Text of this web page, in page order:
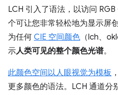
LCH 引入了语法，以访问
个可让您非常轻松地为显示屏
为任何 CIE 空间颜色 （lch、
示人类可见的整个颜色光谱。
此颜色空间以人眼视觉为模板
更多颜色的语法。LCH 通道分